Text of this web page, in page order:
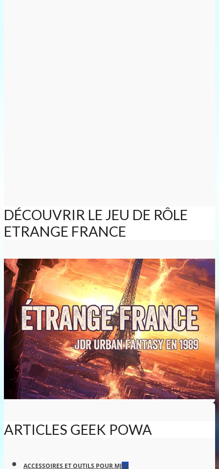
DÉCOUVRIR LE JEU DE RÔLE
ETRANGE FRANCE
ARTICLES GEEK POWA
ACCESSOIRES ET OUTILS POUR MJ12